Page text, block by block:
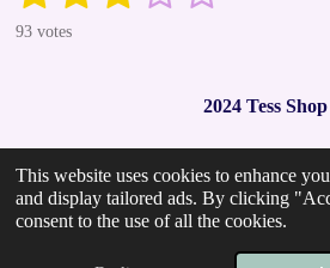
This website uses cookies to enhance
and display tailored ads. By clicking
consent to the use of all the cookies.
t
.
s
r
s
r
s
r
s
r
s
r
s
r
a
i
n
g
93 votes
2024 Tess Shop